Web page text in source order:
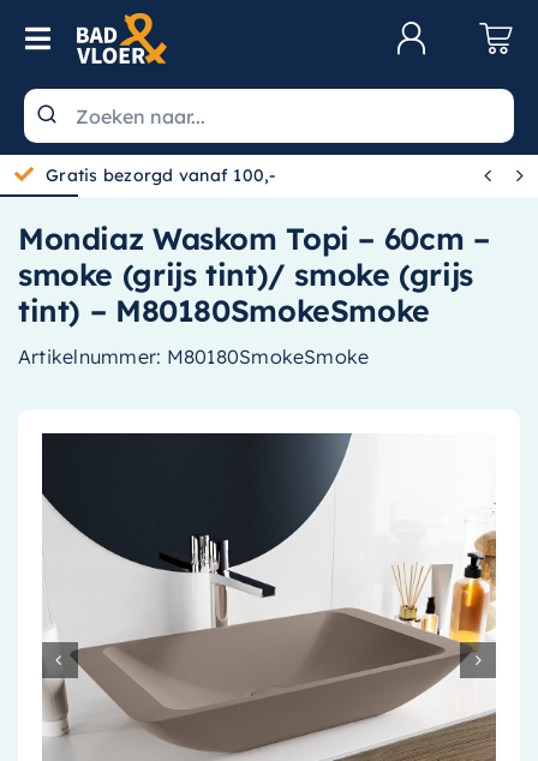
Skip to content
Toggle Navigation
Wastafels
Spiegels
Kranen
Douche
Accessoires
Installatiemateriaal
Klimaatbeheersing
PVC
Gratis bezorgd vanaf 100,-  
Mondiaz Waskom Topi – 60cm –
smoke (grijs tint)/ smoke (grijs
tint) – M80180SmokeSmoke
Artikelnummer: M80180SmokeSmoke